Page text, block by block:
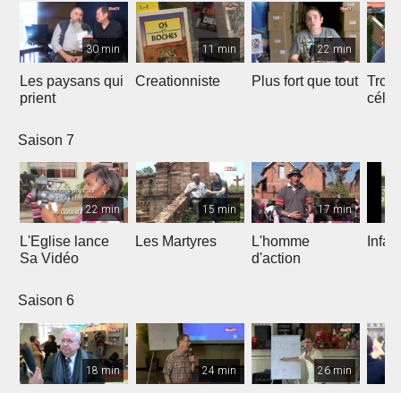
30 min
Les paysans qui
prient
11 min
Creationniste
22 min
Plus fort que tout
Saison 7
22 min
L'Eglise lance
Sa Vidéo
15 min
Les Martyres
17 min
L'homme
d'action
Saison 6
18 min 24 min 26 min